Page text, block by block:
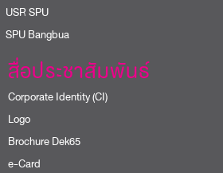
SPU
Bangbua
สื่อประชาสัมพันธ์
Corporate Identity (CI)
Logo
Brochure Dek65
e-Card